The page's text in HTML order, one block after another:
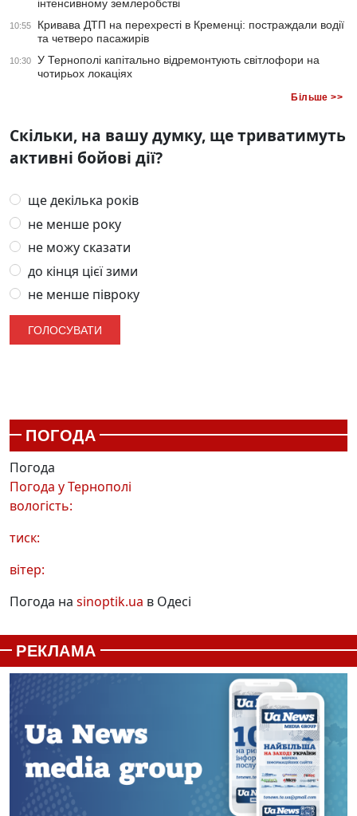
інтенсивному землеробстві
10:55
Кривава ДТП на перехресті в Кременці: постраждали водії
та четверо пасажирів
10:30
У Тернополі капітально відремонтують світлофори на
чотирьох локаціях
Більше >>
Скільки, на вашу думку, ще триватимуть
активні бойові дії?
ще декілька років
не менше року
не можу сказати
до кінця цієї зими
не менше півроку
ПОГОДА
Погода
Погода уТернополі
вологість:
тиск:
вітер:
Погода на sinoptik.ua в Одесі
РЕКЛАМА